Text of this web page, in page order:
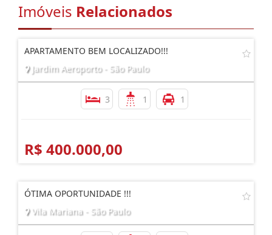
Imóveis Relacionados
APARTAMENTO BEM LOCALIZADO!!!
Jardim Aeroporto - São Paulo
3 1 1
R$ 400.000,00
ÓTIMA OPORTUNIDADE !!!
Vila Mariana - São Paulo